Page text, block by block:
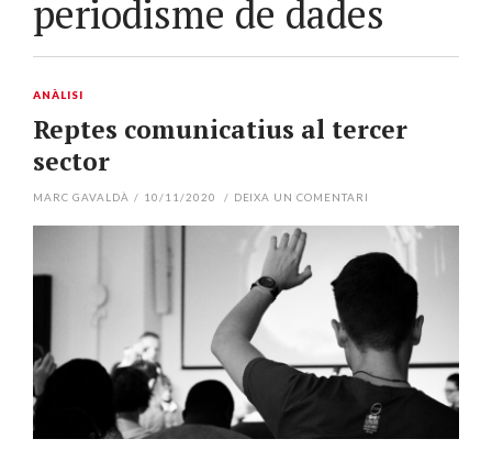
periodisme de dades
ANÀLISI
Reptes comunicatius al tercer
sector
MARC GAVALDÀ / 10/11/2020 / DEIXA UN COMENTARI